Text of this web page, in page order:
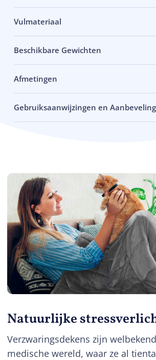
Vulmateriaal
Beschikbare Gewichten
Afmetingen
Gebruiksaanwijzingen en
Natuurlijke
Verzwaringsdekens zijn
medische wereld, waar ze al